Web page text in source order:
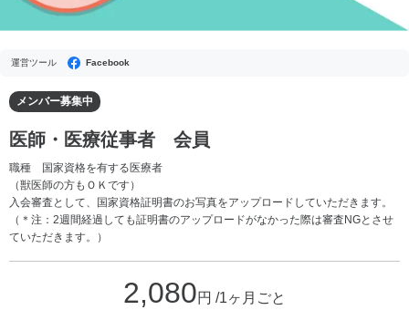
運営ツール Facebook
メンバー募集中
医師・医療従事者 会員
職種 国家資格を有する医療者
（獣医師の方もＯＫです）
入会審査として、国家資格証明書のお写真をアップロードしていただきます。
（＊注：2週間経過しても証明書のアップロードがなかった際は審査NGとさせ
ていただきます。）
2,080円 /1ヶ月ごと